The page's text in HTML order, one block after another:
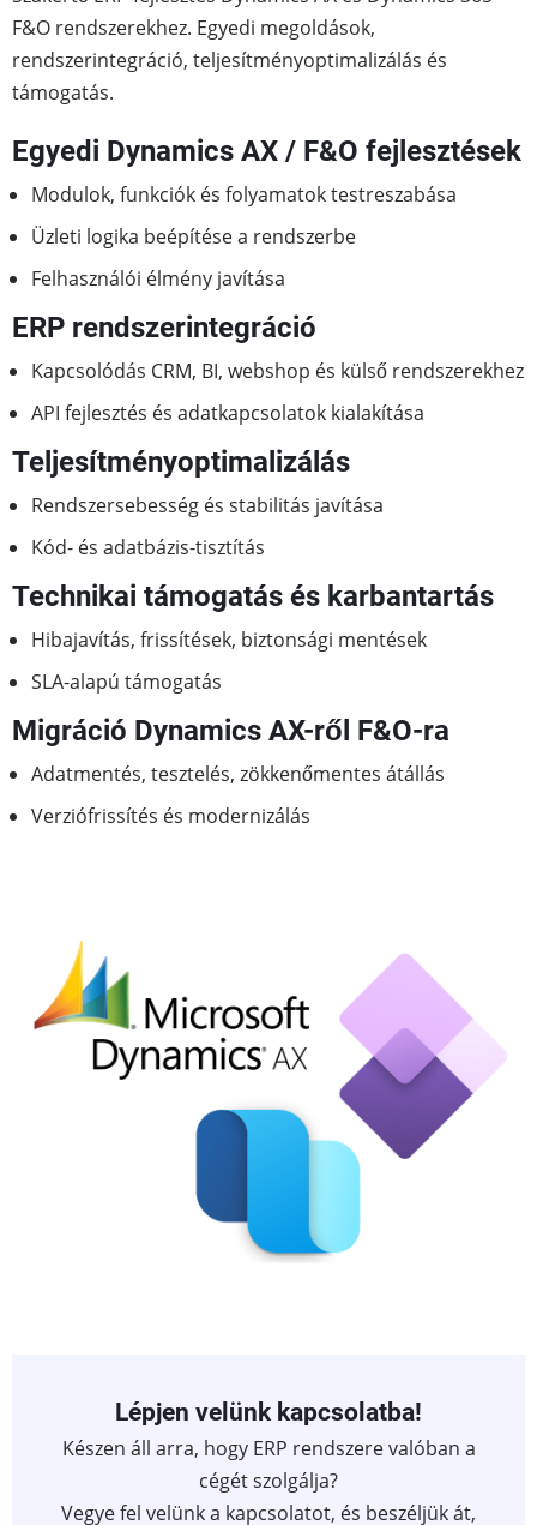
F&O rendszerekhez. Egyedi megoldások,
rendszerintegráció, teljesítményoptimalizálás és
támogatás.
Egyedi Dynamics AX / F&O fejlesztések
Modulok, funkciók és folyamatok testreszabása
Üzleti logika beépítése a rendszerbe
Felhasználói élmény javítása
ERP rendszerintegráció
Kapcsolódás CRM, BI, webshop és külső rendszerekhez
API fejlesztés és adatkapcsolatok kialakítása
Teljesítményoptimalizálás
Rendszersebesség és stabilitás javítása
Kód- és adatbázis-tisztítás
Technikai támogatás és karbantartás
Hibajavítás, frissítések, biztonsági mentések
SLA-alapú támogatás
Migráció Dynamics AX-ről F&O-ra
Adatmentés, tesztelés, zökkenőmentes átállás
Verziófrissítés és modernizálás
Lépjen velünk kapcsolatba!
Készen áll arra, hogy ERP rendszere valóban a
cégét szolgálja?
Vegye fel velünk a kapcsolatot, és beszéljük át,